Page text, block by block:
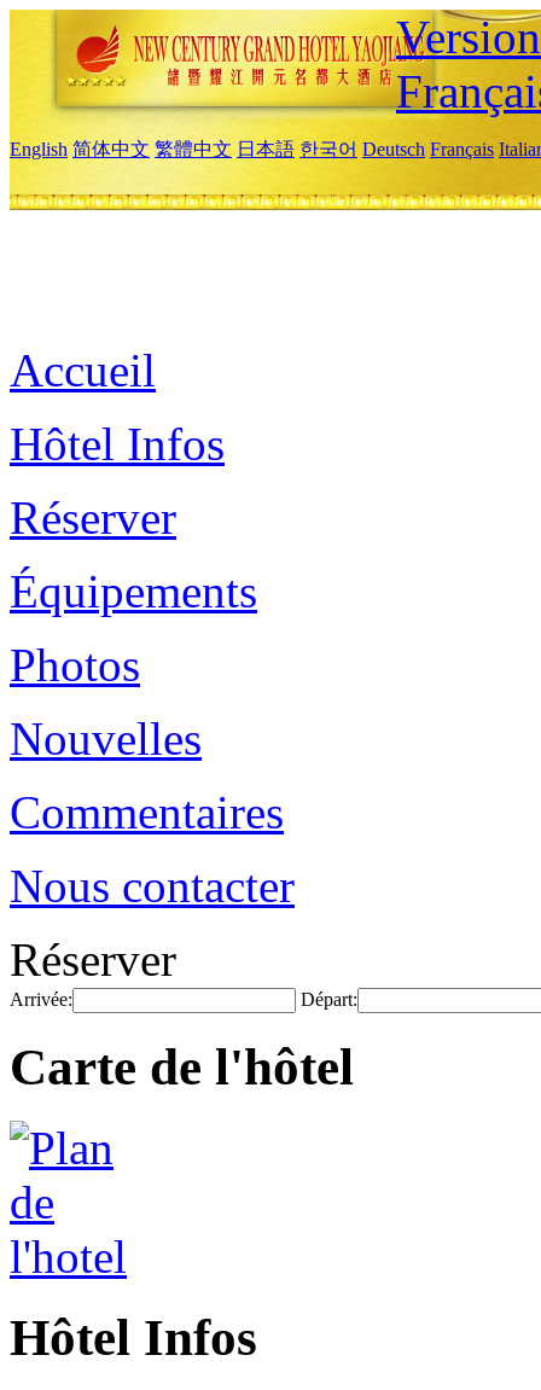
English 简体中文 繁體中文 日本語 한국어 Deutsch Français
Accueil
Hôtel Infos
Réserver
Équipements
Photos
Nouvelles
Commentaires
Nous contacter
Réserver
Arrivée: Départ:
Carte de l'hôtel
Hôtel Infos